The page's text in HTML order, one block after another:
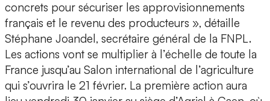
concrets pour sécuriser les approvisionnements
français et le revenu des producteurs », détaille
Stéphane Joandel, secrétaire général de la FNPL.
Les actions vont se multiplier à l’échelle de toute la
France jusqu’au Salon international de l’agriculture
qui s’ouvrira le 21 février. La première action aura